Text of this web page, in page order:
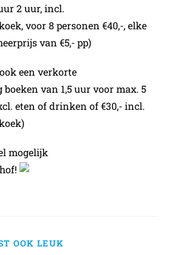
2 uur, incl.
voor 8 personen €40,-, elke
van €5,- pp)
een verkorte
van 1,5 uur voor max. 5
eten of drinken of €30,- incl.
mogelijk
OOK LEUK